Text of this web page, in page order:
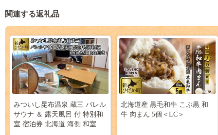
関連する返礼品
みついし昆布温泉 蔵三 バレル
サウナ ＆ 露天風呂 付 特別和
室 宿泊券 北海道 海側 和室 ツ
北海道産 黒毛和牛 こぶ黒 和
牛 肉まん 5個＜LC＞